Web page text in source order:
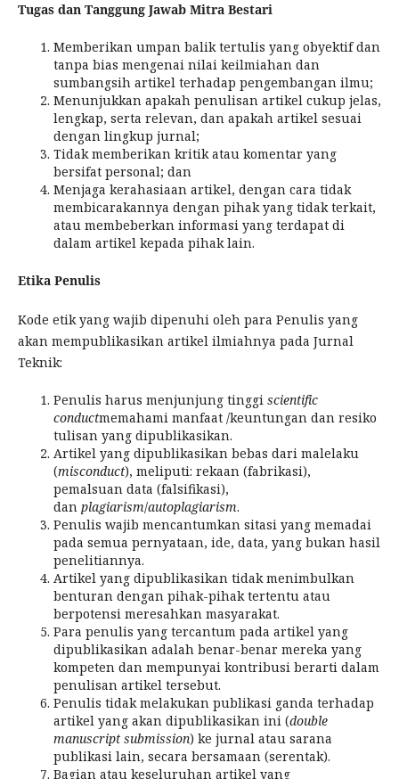
Tugas dan Tanggung Jawab Mitra Bestari
Memberikan umpan balik tertulis yang obyektif dan
tanpa bias mengenai nilai keilmiahan dan
sumbangsih artikel terhadap pengembangan ilmu;
Menunjukkan apakah penulisan artikel cukup jelas,
lengkap, serta relevan, dan apakah artikel sesuai
dengan lingkup jurnal;
Tidak memberikan kritik atau komentar yang
bersifat personal; dan
Menjaga kerahasiaan artikel, dengan cara tidak
membicarakannya dengan pihak yang tidak terkait,
atau membeberkan informasi yang terdapat di
dalam artikel kepada pihak lain.
Etika Penulis
Kode etik yang wajib dipenuhi oleh para Penulis yang
akan mempublikasikan artikel ilmiahnya pada Jurnal
Teknik:
Penulis harus menjunjung tinggi scientific
conductmemahami manfaat /keuntungan dan resiko
tulisan yang dipublikasikan.
Artikel yang dipublikasikan bebas dari malelaku
(misconduct), meliputi: rekaan (fabrikasi),
pemalsuan data (falsifikasi),
dan plagiarism/autoplagiarism.
Penulis wajib mencantumkan sitasi yang memadai
pada semua pernyataan, ide, data, yang bukan hasil
penelitiannya.
Artikel yang dipublikasikan tidak menimbulkan
benturan dengan pihak-pihak tertentu atau
berpotensi meresahkan masyarakat.
Para penulis yang tercantum pada artikel yang
dipublikasikan adalah benar-benar mereka yang
kompeten dan mempunyai kontribusi berarti dalam
penulisan artikel tersebut.
Penulis tidak melakukan publikasi ganda terhadap
artikel yang akan dipublikasikan ini (double
manuscript submission) ke jurnal atau sarana
publikasi lain, secara bersamaan (serentak).
Bagian atau keseluruhan artikel yang